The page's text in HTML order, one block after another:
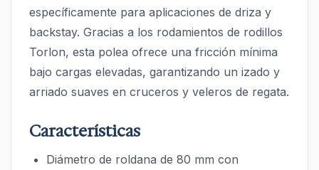
específicamente para aplicaciones de driza y
backstay. Gracias a los rodamientos de rodillos
Torlon, esta polea ofrece una fricción mínima
bajo cargas elevadas, garantizando un izado y
arriado suaves en cruceros y veleros de regata.
Características
Diámetro de roldana de 80 mm con